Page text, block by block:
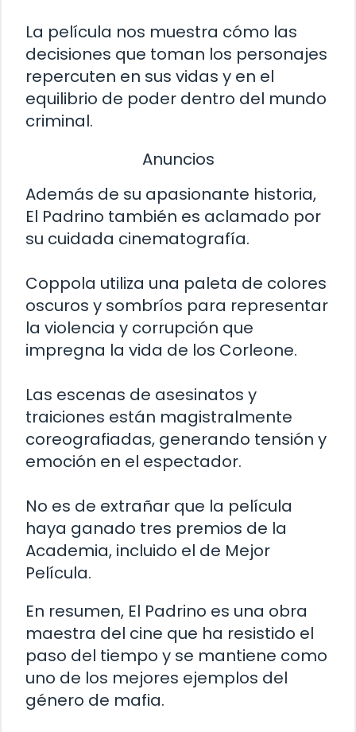
La película nos muestra cómo las
decisiones que toman los personajes
repercuten en sus vidas y en el
equilibrio de poder dentro del mundo
criminal.
Anuncios
Además de su apasionante historia,
El Padrino también es aclamado por
su cuidada cinematografía.
Coppola utiliza una paleta de colores
oscuros y sombríos para representar
la violencia y corrupción que
impregna la vida de los Corleone.
Las escenas de asesinatos y
traiciones están magistralmente
coreografiadas, generando tensión y
emoción en el espectador.
No es de extrañar que la película
haya ganado tres premios de la
Academia, incluido el de Mejor
Película.
En resumen, El Padrino es una obra
maestra del cine que ha resistido el
paso del tiempo y se mantiene como
uno de los mejores ejemplos del
género de mafia.